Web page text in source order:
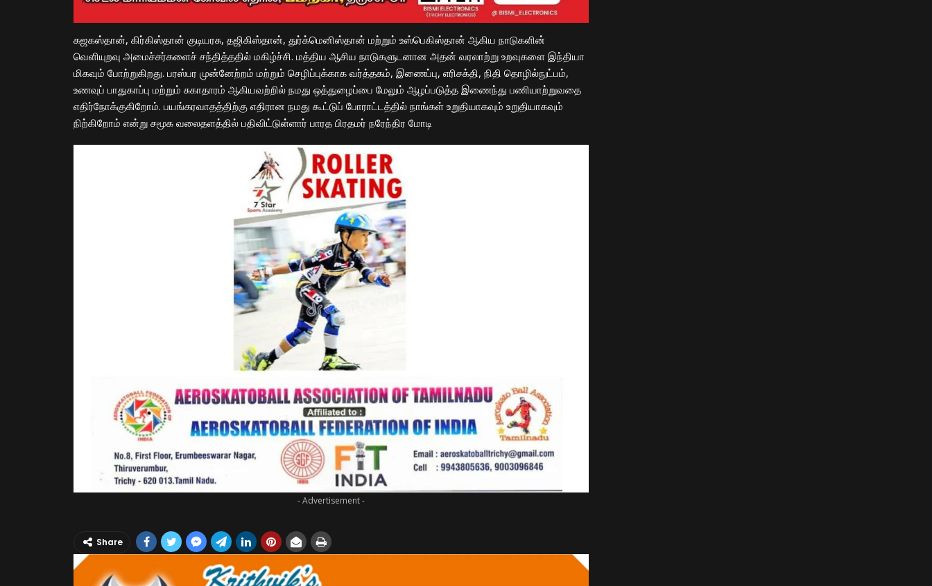
கஜகஸ்தான், கிர்கிஸ்தான் குடியரசு, தஜிகிஸ்தான், துர்க்மெனிஸ்தான் மற்றும் உஸ்பெகிஸ்தான் ஆகிய நாடுகளின்
வெளியுறவு அமைச்சர்களைச் சந்தித்ததில் மகிழ்ச்சி. மத்திய ஆசிய நாடுகளுடனான அதன் வரலாற்று உறவுகளை இந்தியா
மிகவும் போற்றுகிறது. பரஸ்பர முன்னேற்றம் மற்றும் செழிப்புக்காக வர்த்தகம், இணைப்பு, எரிசக்தி, நிதி தொழில்நுட்பம்,
உணவுப் பாதுகாப்பு மற்றும் சுகாதாரம் ஆகியவற்றில் நமது ஒத்துழைப்பை மேலும் ஆழப்படுத்த இணைந்து பணியாற்றுவதை
எதிர்நோக்குகிறோம். பயங்கரவாதத்திற்கு எதிரான நமது கூட்டுப் போராட்டத்தில் நாங்கள் உறுதியாகவும் உறுதியாகவும்
நிற்கிறோம் என்று சமூக வலைதளத்தில் பதிவிட்டுள்ளார் பாரத பிரதமர் நரேந்திர மோடி
- Advertisement -
Share